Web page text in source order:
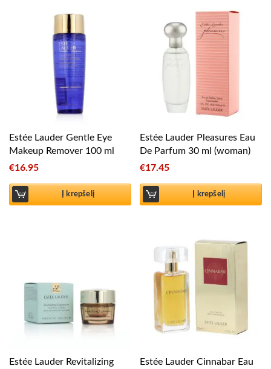
Estée Lauder Gentle Eye
Makeup Remover 100 ml
€16.95
Į krepšelį
Estée Lauder Pleasures Eau
De Parfum 30 ml (woman)
€17.45
Į krepšelį
Estée Lauder Revitalizing
Estée Lauder Cinnabar Eau